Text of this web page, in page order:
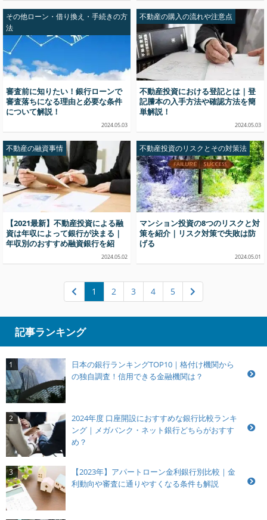
その他ローン・借り換え・手続きの方
法
審査前に知りたい！銀行ローンで
審査落ちになる理由と必要な条件
について解説！
2024.05.03
不動産の購入の流れや注意点
不動産投資における登記とは｜登
記謄本の入手方法や確認方法を簡
単解説！
2024.05.03
不動産の融資事情
【2021最新】不動産投資による融
資は年収によって銀行が決まる｜
年収別のおすすめ融資銀行を紹
2024.05.02
不動産投資のリスクとその対策法
マンション投資の8つのリスクと対
策を紹介｜リスク対策で失敗は防
げる
2024.05.01
1 2 3 4 5
記事ランキング
1
日本の銀行ランキングTOP10｜格付け機関から
の独自調査！信用できる金融機関は？
2
2024年度 口座開設におすすめな銀行比較ランキ
ング｜メガバンク・ネット銀行どちらがおすす
め？
3
【2023年】アパートローン金利銀行別比較｜金
利動向や審査に通りやすくなる条件も解説